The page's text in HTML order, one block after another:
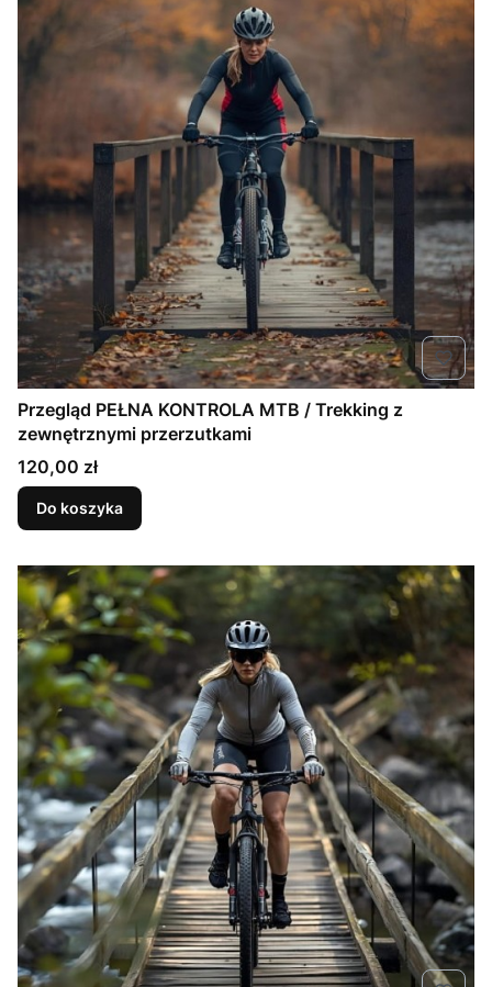
Przegląd PEŁNA KONTROLA MTB / Trekking z
zewnętrznymi przerzutkami
Cena
120,00 zł
Do koszyka